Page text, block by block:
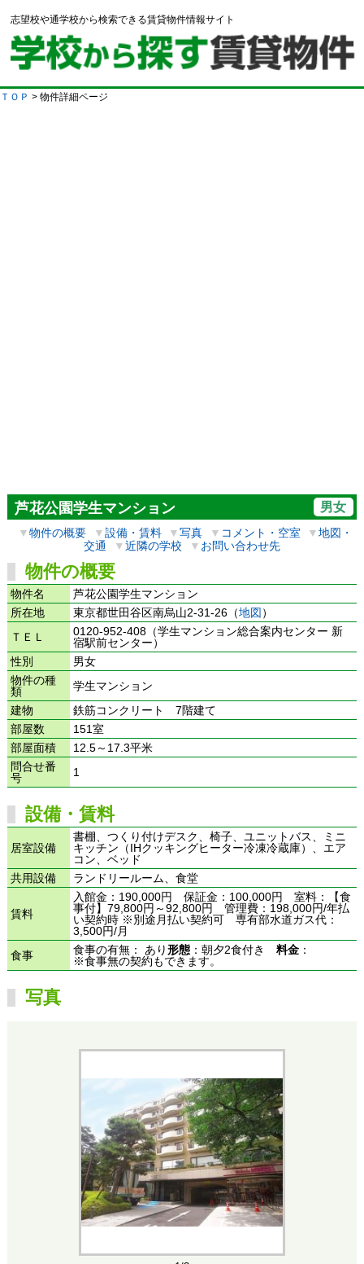
志望校や通学校から検索できる賃貸物件情報サイト
ＴＯＰ > 物件詳細ページ
芦花公園学生マンション 男女
▼物件の概要 ▼設備・賃料 ▼写真 ▼ コメント・空室 ▼地図・
交通
▼近隣の学校 ▼ お問い合わせ先
物件の概要
物件名
芦花公園学生マンション
所在地
東京都世田谷区南烏山2-31-26（地図 ）
ＴＥＬ
0120-952-408（学生マンション総合案内センター 新
宿駅前センター）
性別
男女
物件の種
類
学生マンション
建物
鉄筋コンクリート 7階建て
部屋数
151室
部屋面積
12.5～17.3平米
問合せ番
号
1
設備・賃料
居室設備
書棚、つくり付けデスク、椅子、ユニットバス、ミニ
キッチン（IHクッキングヒーター冷凍冷蔵庫）、エア
コン、ベッド
共用設備
ランドリールーム、食堂
賃料
入館金：190,000円 保証金：100,000円 室料：【食
事付】79,800円～92,800円 管理費：198,000円/年払
い契約時 ※別途月払い契約可 専有部水道ガス代：
3,500円/月
食事
食事の有無： あり形態 ：朝夕2食付き料金 ：
※食事無の契約もできます。
写真